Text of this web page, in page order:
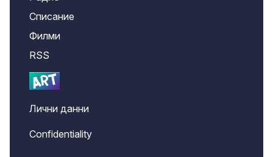
Списание
Филми
RSS
Лични данни
Confidentiality